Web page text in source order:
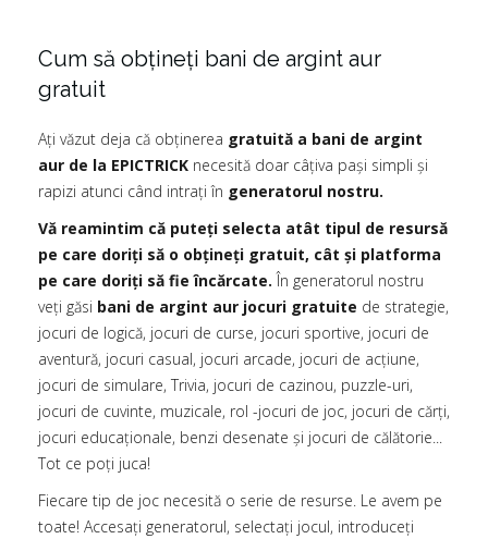
Cum să obțineți bani de argint aur
gratuit
Ați văzut deja că obținerea gratuită a bani de argint
aur de la EPICTRICK necesită doar câțiva pași simpli și
rapizi atunci când intrați în generatorul nostru.
Vă reamintim că puteți selecta atât tipul de resursă
pe care doriți să o obțineți gratuit, cât și platforma
pe care doriți să fie încărcate. În generatorul nostru
veți găsi bani de argint aur jocuri gratuite de strategie,
jocuri de logică, jocuri de curse, jocuri sportive, jocuri de
aventură, jocuri casual, jocuri arcade, jocuri de acțiune,
jocuri de simulare, Trivia, jocuri de cazinou, puzzle-uri,
jocuri de cuvinte, muzicale, rol -jocuri de joc, jocuri de cărți,
jocuri educaționale, benzi desenate și jocuri de călătorie...
Tot ce poți juca!
Fiecare tip de joc necesită o serie de resurse. Le avem pe
toate! Accesați generatorul, selectați jocul, introduceți